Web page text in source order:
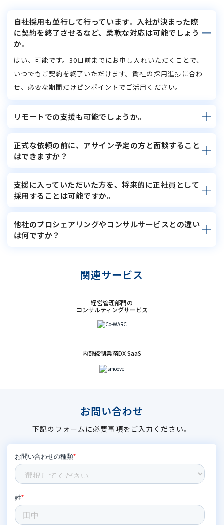
自社採用も並行して行っています。入社が決まった際
に契約を終了させるなど、柔軟な対応は可能でしょう
か。
はい、可能です。30日前までにお申し入れいただくことで、
いつでもご契約を終了いただけます。貴社の採用進捗に合わ
せ、必要な期間だけピンポイントでご活用ください。
リモートでの支援も可能でしょうか。
正式な依頼の前に、アサイン予定の方と面談すること
はできますか？
支援に入っていただいた方を、将来的に正社員として
採用することは可能ですか。
他社のプロシェアリングやコンサルサービスとの違い
は何ですか？
関連サービス
経営管理部門の
コンサルティングサービス
内部統制業務DX SaaS
お問い合わせ
下記のフォームに必要事項をご入力ください。